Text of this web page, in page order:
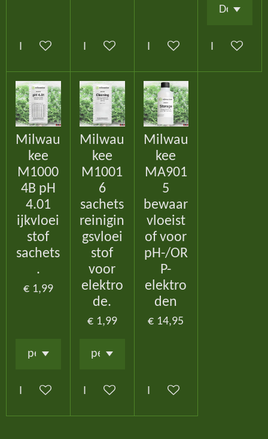
In winkelwagenIn winkelwagenIn winkelwagenIn
Milwau
kee
M1000
4B pH
4.01
ijkvloei
stof
sachets
.
€ 1,99
In winkelwagen
Milwau
kee
M1001
6
sachets
reinigin
gsvloei
stof
voor
elektro
de.
€ 1,99
In winkelwagen
Milwau
kee
MA901
5
bewaar
vloeist
of voor
pH-/OR
P-
elektro
den
€ 14,95
In winkelwagen